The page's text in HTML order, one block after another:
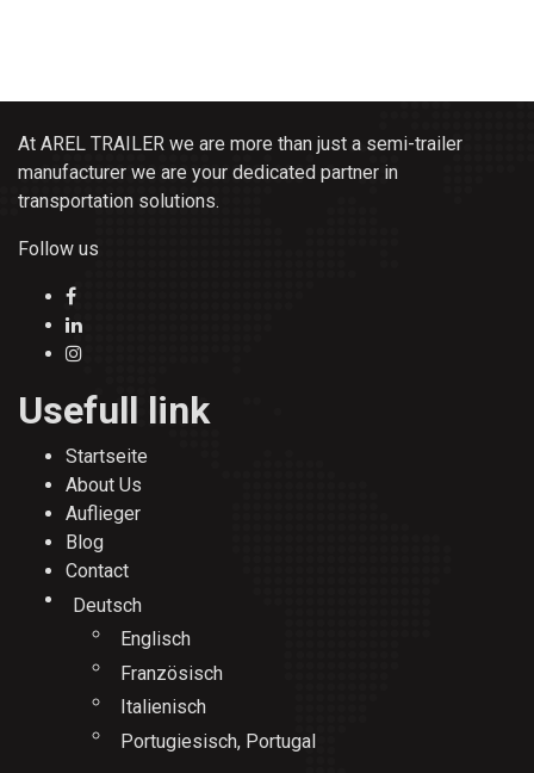
At AREL TRAILER we are more than just a semi-trailer
manufacturer we are your dedicated partner in
transportation solutions.
Follow us
Usefull link
Startseite
About Us
Auflieger
Blog
Contact
Deutsch
Englisch
Französisch
Italienisch
Portugiesisch, Portugal